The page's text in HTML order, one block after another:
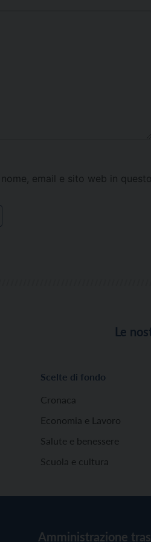
email e sito web in
Le
Scelte di fondo
Cronaca
Economia e Lavoro
Salute e benessere
Scuola e cultura
Amministrazione